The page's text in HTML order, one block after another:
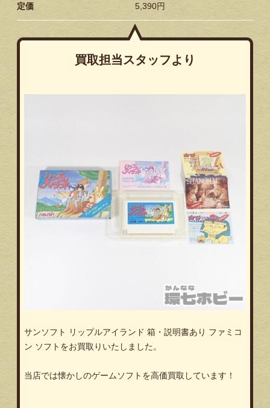
定価 5,390円
買取担当スタッフより
サンソフト リップルアイランド 箱・説明書あり ファミコ
ン ソフトをお買取りいたしました。
当店では懐かしのゲームソフトを高価買取しています！